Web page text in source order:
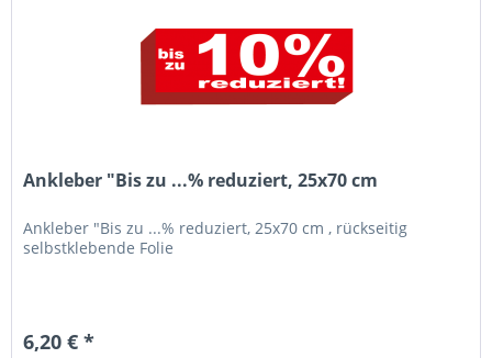
Ankleber "Bis zu ...% reduziert, 25x70 cm
Ankleber "Bis zu ...% reduziert, 25x70 cm , rückseitig
selbstklebende Folie
6,20 € *